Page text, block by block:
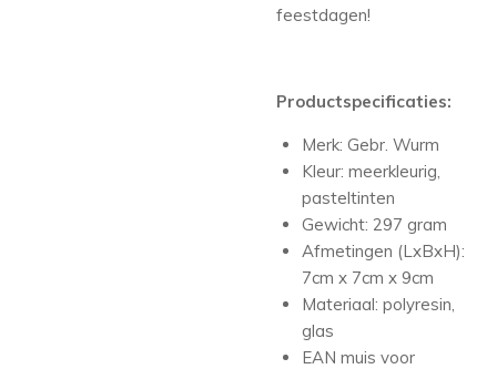
feestdagen!
Productspecificaties:
Merk: Gebr. Wurm
Kleur: meerkleurig,
pasteltinten
Gewicht: 297 gram
Afmetingen (LxBxH):
7cm x 7cm x 9cm
Materiaal: polyresin,
glas
EAN muis voor